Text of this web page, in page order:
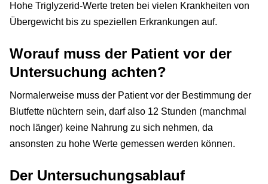
Hohe Triglyzerid-Werte treten bei vielen Krankheiten von
Übergewicht bis zu speziellen Erkrankungen auf.
Worauf muss der Patient vor der
Untersuchung achten?
Normalerweise muss der Patient vor der Bestimmung der
Blutfette nüchtern sein, darf also 12 Stunden (manchmal
noch länger) keine Nahrung zu sich nehmen, da
ansonsten zu hohe Werte gemessen werden können.
Der Untersuchungsablauf